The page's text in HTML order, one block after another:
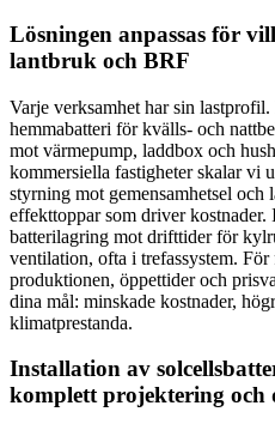
Lösningen anpassas för
lantbruk och BRF
Varje verksamhet har sin
hemmabatteri för kvälls- och
mot värmepump, laddbox och
kommersiella fastigheter skalar vi
styrning mot gemensamhetsel och
effekttoppar som driver
batterilagring mot drifttider för
ventilation, ofta i trefassystem.
produktionen, öppettider och
dina mål: minskade kostnader,
klimatprestanda.
Installation av
komplett projektering och